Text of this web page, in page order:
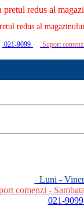
redus al
redus al
021-9099 Suport
Luni -
comenzi -
021-9099